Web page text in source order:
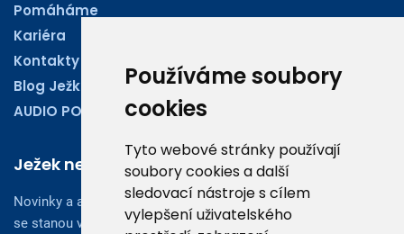
Používáme soubory
cookies
Tyto webové stránky používají
soubory cookies a další
sledovací nástroje s cílem
vylepšení uživatelského
Pomáháme
Kariéra
Kontakty
Blog Ježkoviny
AUDIO PODCASTY
Ježek newsletter
Novinky a aktuality z oboru účetnictví, obchodu či legislativy
se stanou vaším dobrým rádcem.